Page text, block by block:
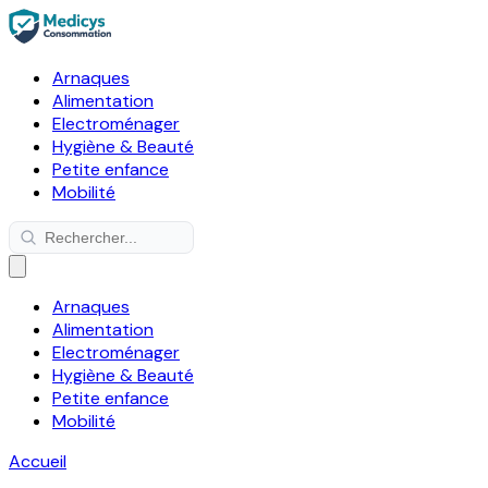
Arnaques
Alimentation
Electroménager
Hygiène & Beauté
Petite enfance
Mobilité
Arnaques
Alimentation
Electroménager
Hygiène & Beauté
Petite enfance
Mobilité
Accueil